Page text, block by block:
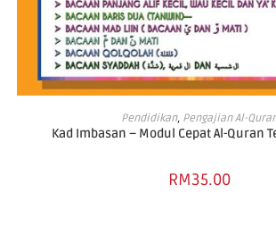
ADD TO BASKET
Pendidikan, Pengajian Al-
Kad Imbasan – Modul Cepat Al-Quran
RM35.00